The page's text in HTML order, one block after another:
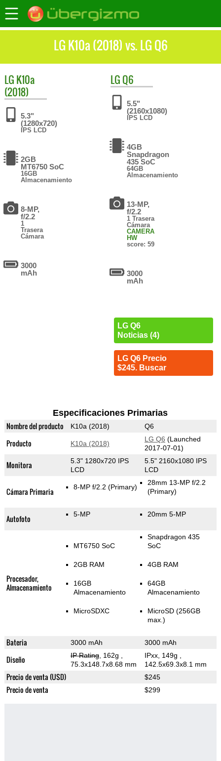
LG K10a (2018) vs. LG Q6
LG K10a
(2018)
5.3"
(1280x720)
IPS LCD
2GB
MT6750 SoC
16GB
Almacenamiento
8-MP,
f/2.2
1
Trasera
Cámara
3000
mAh
LG Q6
5.5"
(2160x1080)
IPS LCD
4GB
Snapdragon
435 SoC
64GB
Almacenamiento
13-MP,
f/2.2
1 Trasera
Cámara
CAMERA
HW
score: 59
3000
mAh
LG Q6
Noticias (4)
LG Q6 Precio
$245. Buscar
Especificaciones Primarias
Nombre del producto K10a (2018) Q6
Producto K10a (2018)
LG Q6 (Launched
2017-07-01)
Monitora
5.3" 1280x720 IPS
LCD
5.5" 2160x1080 IPS
LCD
Cámara Primaria 8-MP f/2.2 (Primary)
28mm 13-MP f/2.2
(Primary)
Autofoto 5-MP 20mm 5-MP
Procesador,
Almacenamiento
MT6750 SoC
2GB RAM
16GB
Almacenamiento
MicroSDXC
Snapdragon 435
SoC
4GB RAM
64GB
Almacenamiento
MicroSD (256GB
max.)
Bateria 3000 mAh 3000 mAh
Diseño IP Rating, 162g
75.3x148.7x8.68 mm
IPxx, 149g
142.5x69.3x8.1 mm
Precio de venta (USD) $245
Precio de venta $299